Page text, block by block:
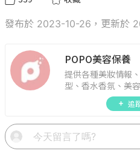
發布於 2023-10-26，更新於
POPO美容保養
提供各種美妝情報
型、香水香氛、美
週年慶資訊。
追